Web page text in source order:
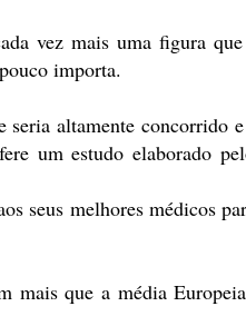
vez mais uma figura
importa.
altamente concorrido
um estudo elaborado
melhores médicos
mais que a média